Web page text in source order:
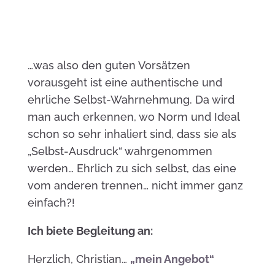
…was also den guten Vorsätzen
vorausgeht ist eine authentische und
ehrliche Selbst-Wahrnehmung. Da wird
man auch erkennen, wo Norm und Ideal
schon so sehr inhaliert sind, dass sie als
„Selbst-Ausdruck“ wahrgenommen
werden… Ehrlich zu sich selbst, das eine
vom anderen trennen… nicht immer ganz
einfach?!
Ich biete Begleitung an:
Herzlich, Christian… „mein Angebot“